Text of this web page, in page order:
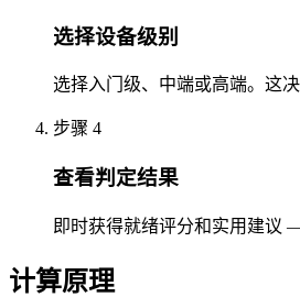
选择设备级别
选择入门级、中端或高端。这
步骤 4
查看判定结果
即时获得就绪评分和实用建议
计算原理